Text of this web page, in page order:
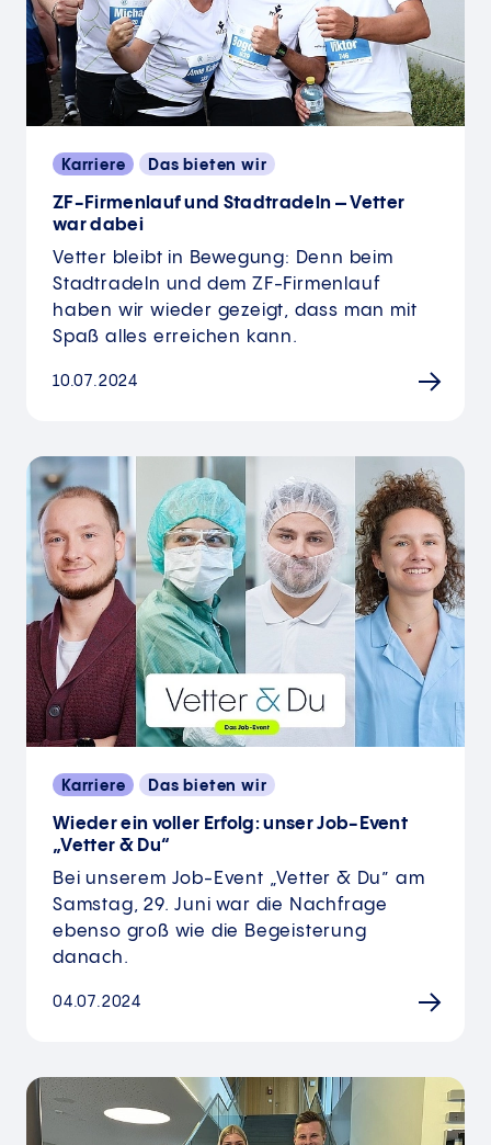
Karriere Das bieten wir
ZF-Firmenlauf und Stadtradeln – Vetter
war dabei
Vetter bleibt in Bewegung: Denn beim
Stadtradeln und dem ZF-Firmenlauf
haben wir wieder gezeigt, dass man mit
Spaß alles erreichen kann.
10.07.2024
Karriere Das bieten wir
Wieder ein voller Erfolg: unser Job-Event
„Vetter & Du“
Bei unserem Job-Event „Vetter & Du” am
Samstag, 29. Juni war die Nachfrage
ebenso groß wie die Begeisterung
danach.
04.07.2024